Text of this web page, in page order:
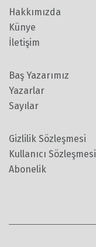
Hakkımızda
Künye
İletişim
Baş Yazarımız
Yazarlar
Sayılar
Gizlilik Sözleşmesi
Kullanıcı Sözleşmesi
Abonelik